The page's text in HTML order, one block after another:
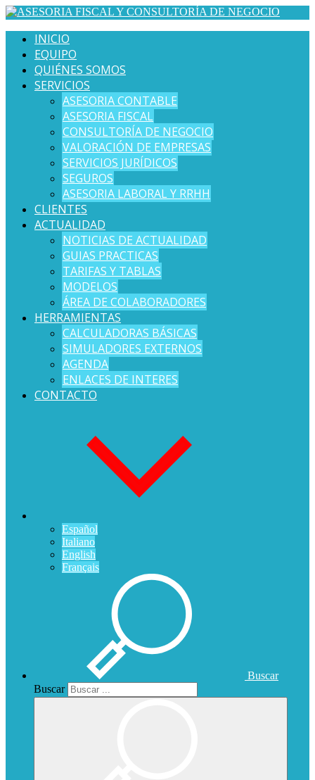
INICIO
EQUIPO
QUIÉNES SOMOS
SERVICIOS
ASESORIA CONTABLE
ASESORIA FISCAL
CONSULTORÍA DE NEGOCIO
VALORACIÓN DE EMPRESAS
SERVICIOS JURÍDICOS
SEGUROS
ASESORIA LABORAL Y RRHH
CLIENTES
ACTUALIDAD
NOTICIAS DE ACTUALIDAD
GUIAS PRACTICAS
TARIFAS Y TABLAS
MODELOS
ÁREA DE COLABORADORES
HERRAMIENTAS
CALCULADORAS BÁSICAS
SIMULADORES EXTERNOS
AGENDA
ENLACES DE INTERES
CONTACTO
Español
Italiano
English
Français
Buscar
Buscar